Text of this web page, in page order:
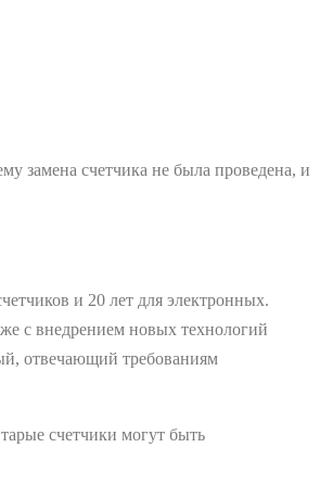
замена счетчика не была проведена, и
и 20 лет для электронных.
с внедрением новых технологий
отвечающий требованиям
счетчики могут быть